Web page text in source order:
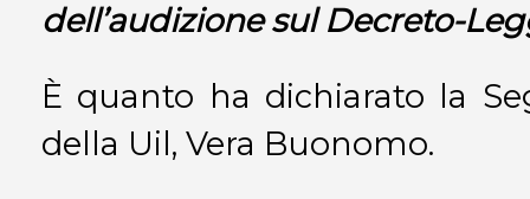
dell’audizione sul Decreto-
È quanto ha dichiarato la
della Uil, Vera Buonomo.